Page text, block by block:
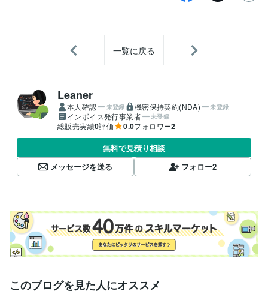
一覧に戻る
Leaner
本人確認 未登録 機密保持契約(NDA) 未登録
インボイス発行事業者 未登録
総販売実績0評価 0.0フォロワー2
無料で見積り相談
メッセージを送る
フォロー2
このブログを見た人にオススメ